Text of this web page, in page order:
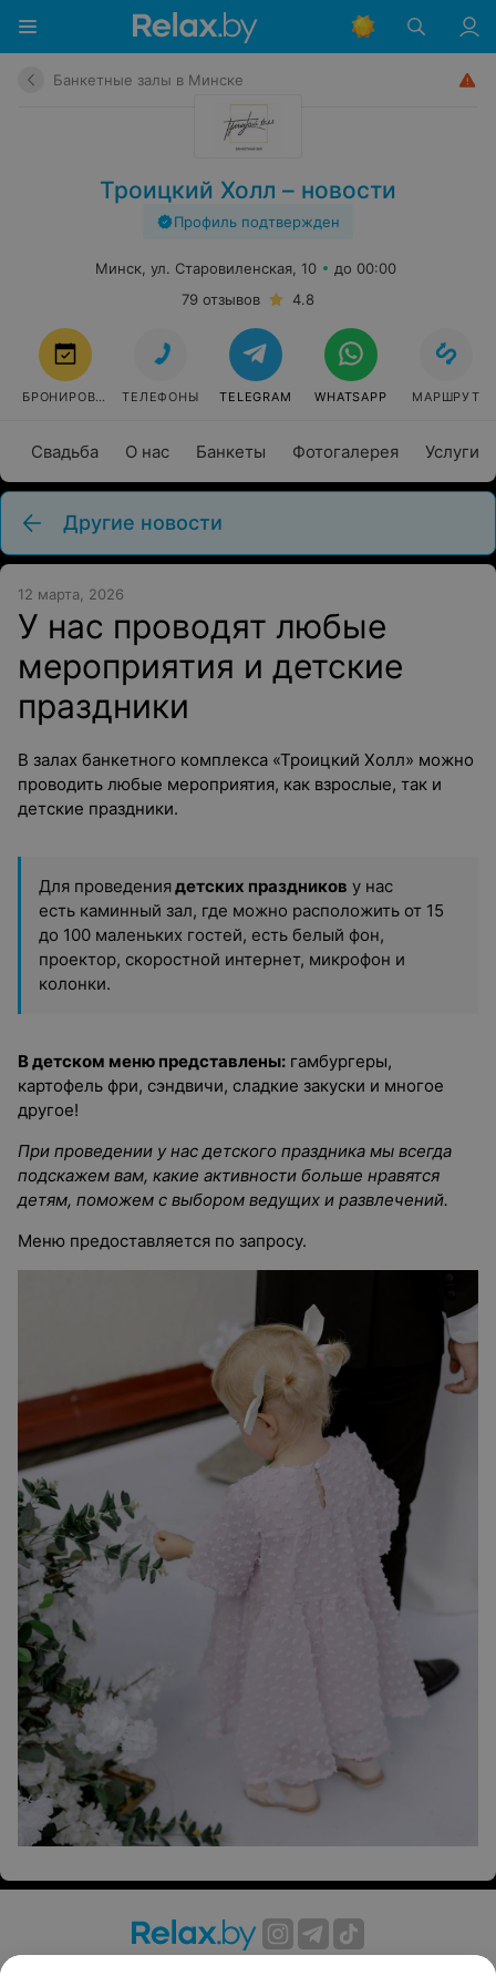
Банкетные залы в Минске
Троицкий Холл – новости
Профиль подтвержден
Свадьба О нас Банкеты Фотогалерея Услуги
Минск, ул. Старовиленская, 10
до 00:00
79 отзывов
4.8
БРОНИРОВАТЬ ТЕЛЕФОНЫ TELEGRAM WHATSAPP МАРШРУТ
Другие новости
12 марта, 2026
У нас проводят любые
мероприятия и детские
праздники
В залах банкетного комплекса «Троицкий Холл» можно
проводить любые мероприятия, как взрослые, так и
детские праздники.
Для проведениядетских праздников у нас
есть каминный зал, где можно расположить от 15
до 100 маленьких гостей, есть белый фон,
проектор, скоростной интернет, микрофон и
колонки.
В детском меню представлены: гамбургеры,
картофель фри, сэндвичи, сладкие закуски и многое
другое!
При проведении у нас детского праздника мы всегда
подскажем вам, какие активности больше нравятся
детям, поможем с выбором ведущих и развлечений.
Меню предоставляется по запросу.